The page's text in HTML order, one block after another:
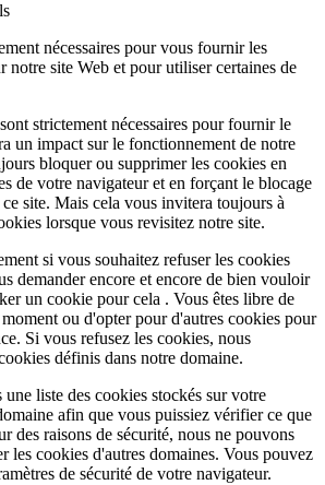
nécessaires pour vous fournir les
notre site Web et pour utiliser certaines de
strictement nécessaires pour fournir le
un impact sur le fonctionnement de notre
bloquer ou supprimer les cookies en
de votre navigateur et en forçant le blocage
site. Mais cela vous invitera toujours à
lorsque vous revisitez notre site.
si vous souhaitez refuser les cookies
demander encore et encore de bien vouloir
un cookie pour cela . Vous êtes libre de
ou d'opter pour d'autres cookies pour
Si vous refusez les cookies, nous
définis dans notre domaine.
liste des cookies stockés sur votre
afin que vous puissiez vérifier ce que
des raisons de sécurité, nous ne pouvons
les cookies d'autres domaines. Vous pouvez
de sécurité de votre navigateur.